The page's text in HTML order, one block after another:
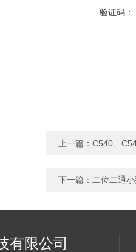
验证码：
上一篇： C540、
下一篇： 二位二通
有限公司